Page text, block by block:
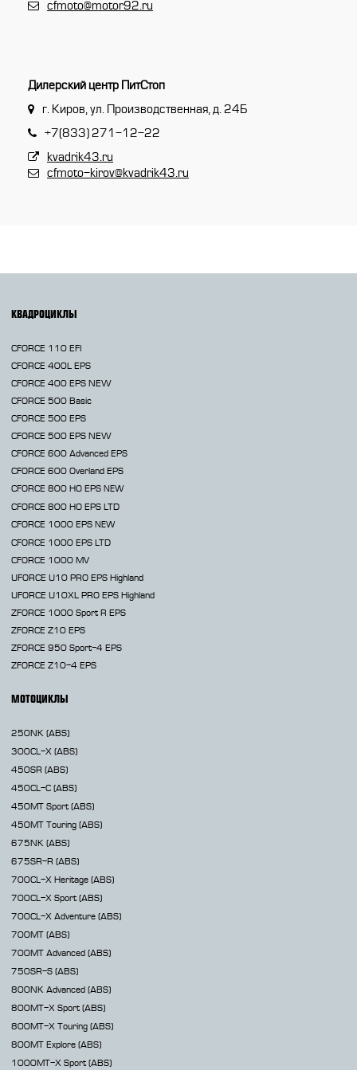
cfmoto@motor92.ru
Дилерский центр ПитСтоп
г. Киров, ул. Производственная, д. 24Б
+7(833) 271-12-22
kvadrik43.ru
cfmoto-kirov@kvadrik43.ru
КВАДРОЦИКЛЫ
CFORCE 110 EFI
CFORCE 400L EPS
CFORCE 400 EPS NEW
CFORCE 500 Basic
CFORCE 500 EPS
CFORCE 500 EPS NEW
CFORCE 600 Advanced EPS
CFORCE 600 Overland EPS
CFORCE 800 HO EPS NEW
CFORCE 800 HO EPS LTD
CFORCE 1000 EPS NEW
CFORCE 1000 EPS LTD
CFORCE 1000 MV
UFORCE U10 PRO EPS Highland
UFORCE U10XL PRO EPS Highland
ZFORCE 1000 Sport R EPS
ZFORCE Z10 EPS
ZFORCE 950 Sport-4 EPS
ZFORCE Z10-4 EPS
МОТОЦИКЛЫ
250NK (ABS)
300CL-X (ABS)
450SR (ABS)
450CL-C (ABS)
450MT Sport (ABS)
450MT Touring (ABS)
675NK (ABS)
675SR-R (ABS)
700CL-X Heritage (ABS)
700CL-X Sport (ABS)
700CL-X Adventure (ABS)
700MT (ABS)
700MT Advanced (ABS)
750SR-S (ABS)
800NK Advanced (ABS)
800MT-X Sport (ABS)
800MT-X Touring (ABS)
800MT Explore (ABS)
1000MT-X Sport (ABS)